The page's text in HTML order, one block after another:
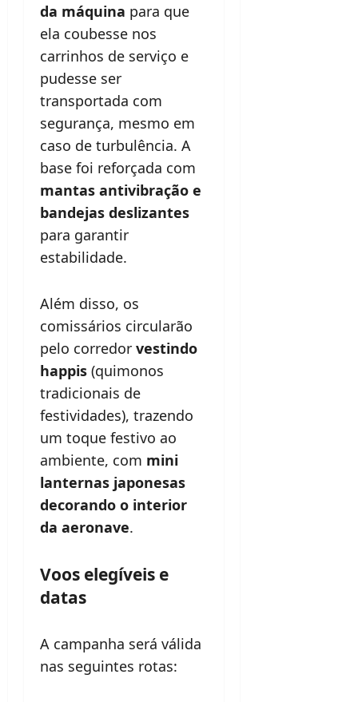
da máquina para que
ela coubesse nos
carrinhos de serviço e
pudesse ser
transportada com
segurança, mesmo em
caso de turbulência. A
base foi reforçada com
mantas antivibração e
bandejas deslizantes
para garantir
estabilidade.
Além disso, os
comissários circularão
pelo corredor vestindo
happis (quimonos
tradicionais de
festividades), trazendo
um toque festivo ao
ambiente, com mini
lanternas japonesas
decorando o interior
da aeronave.
Voos elegíveis e
datas
A campanha será válida
nas seguintes rotas: